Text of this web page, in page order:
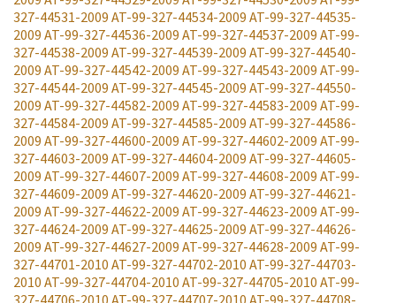
327-44531-2009 AT-99-327-44534-2009 AT-99-327-44535-
2009 AT-99-327-44536-2009 AT-99-327-44537-2009 AT-99-
327-44538-2009 AT-99-327-44539-2009 AT-99-327-44540-
2009 AT-99-327-44542-2009 AT-99-327-44543-2009 AT-99-
327-44544-2009 AT-99-327-44545-2009 AT-99-327-44550-
2009 AT-99-327-44582-2009 AT-99-327-44583-2009 AT-99-
327-44584-2009 AT-99-327-44585-2009 AT-99-327-44586-
2009 AT-99-327-44600-2009 AT-99-327-44602-2009 AT-99-
327-44603-2009 AT-99-327-44604-2009 AT-99-327-44605-
2009 AT-99-327-44607-2009 AT-99-327-44608-2009 AT-99-
327-44609-2009 AT-99-327-44620-2009 AT-99-327-44621-
2009 AT-99-327-44622-2009 AT-99-327-44623-2009 AT-99-
327-44624-2009 AT-99-327-44625-2009 AT-99-327-44626-
2009 AT-99-327-44627-2009 AT-99-327-44628-2009 AT-99-
327-44701-2010 AT-99-327-44702-2010 AT-99-327-44703-
2010 AT-99-327-44704-2010 AT-99-327-44705-2010 AT-99-
327-44706-2010 AT-99-327-44707-2010 AT-99-327-44708-